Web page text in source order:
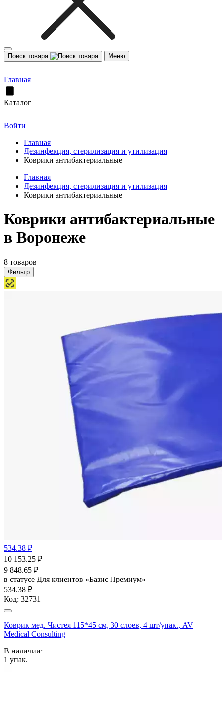
Поиск товара Меню
Главная
Каталог
Войти
Главная
Дезинфекция, стерилизация и утилизация
Коврики антибактериальные
Главная
Дезинфекция, стерилизация и утилизация
Коврики антибактериальные
Коврики антибактериальные
в Воронеже
8 товаров
Фильтр
534.38 ₽
10 153.25 ₽
9 848.65 ₽
в статусе Для клиентов «Базис Премиум»
534.38 ₽
Код: 32731
Коврик мед. Чистея 115*45 см, 30 слоев, 4 шт/упак., AV
Medical Consulting
В наличии:
1 упак.